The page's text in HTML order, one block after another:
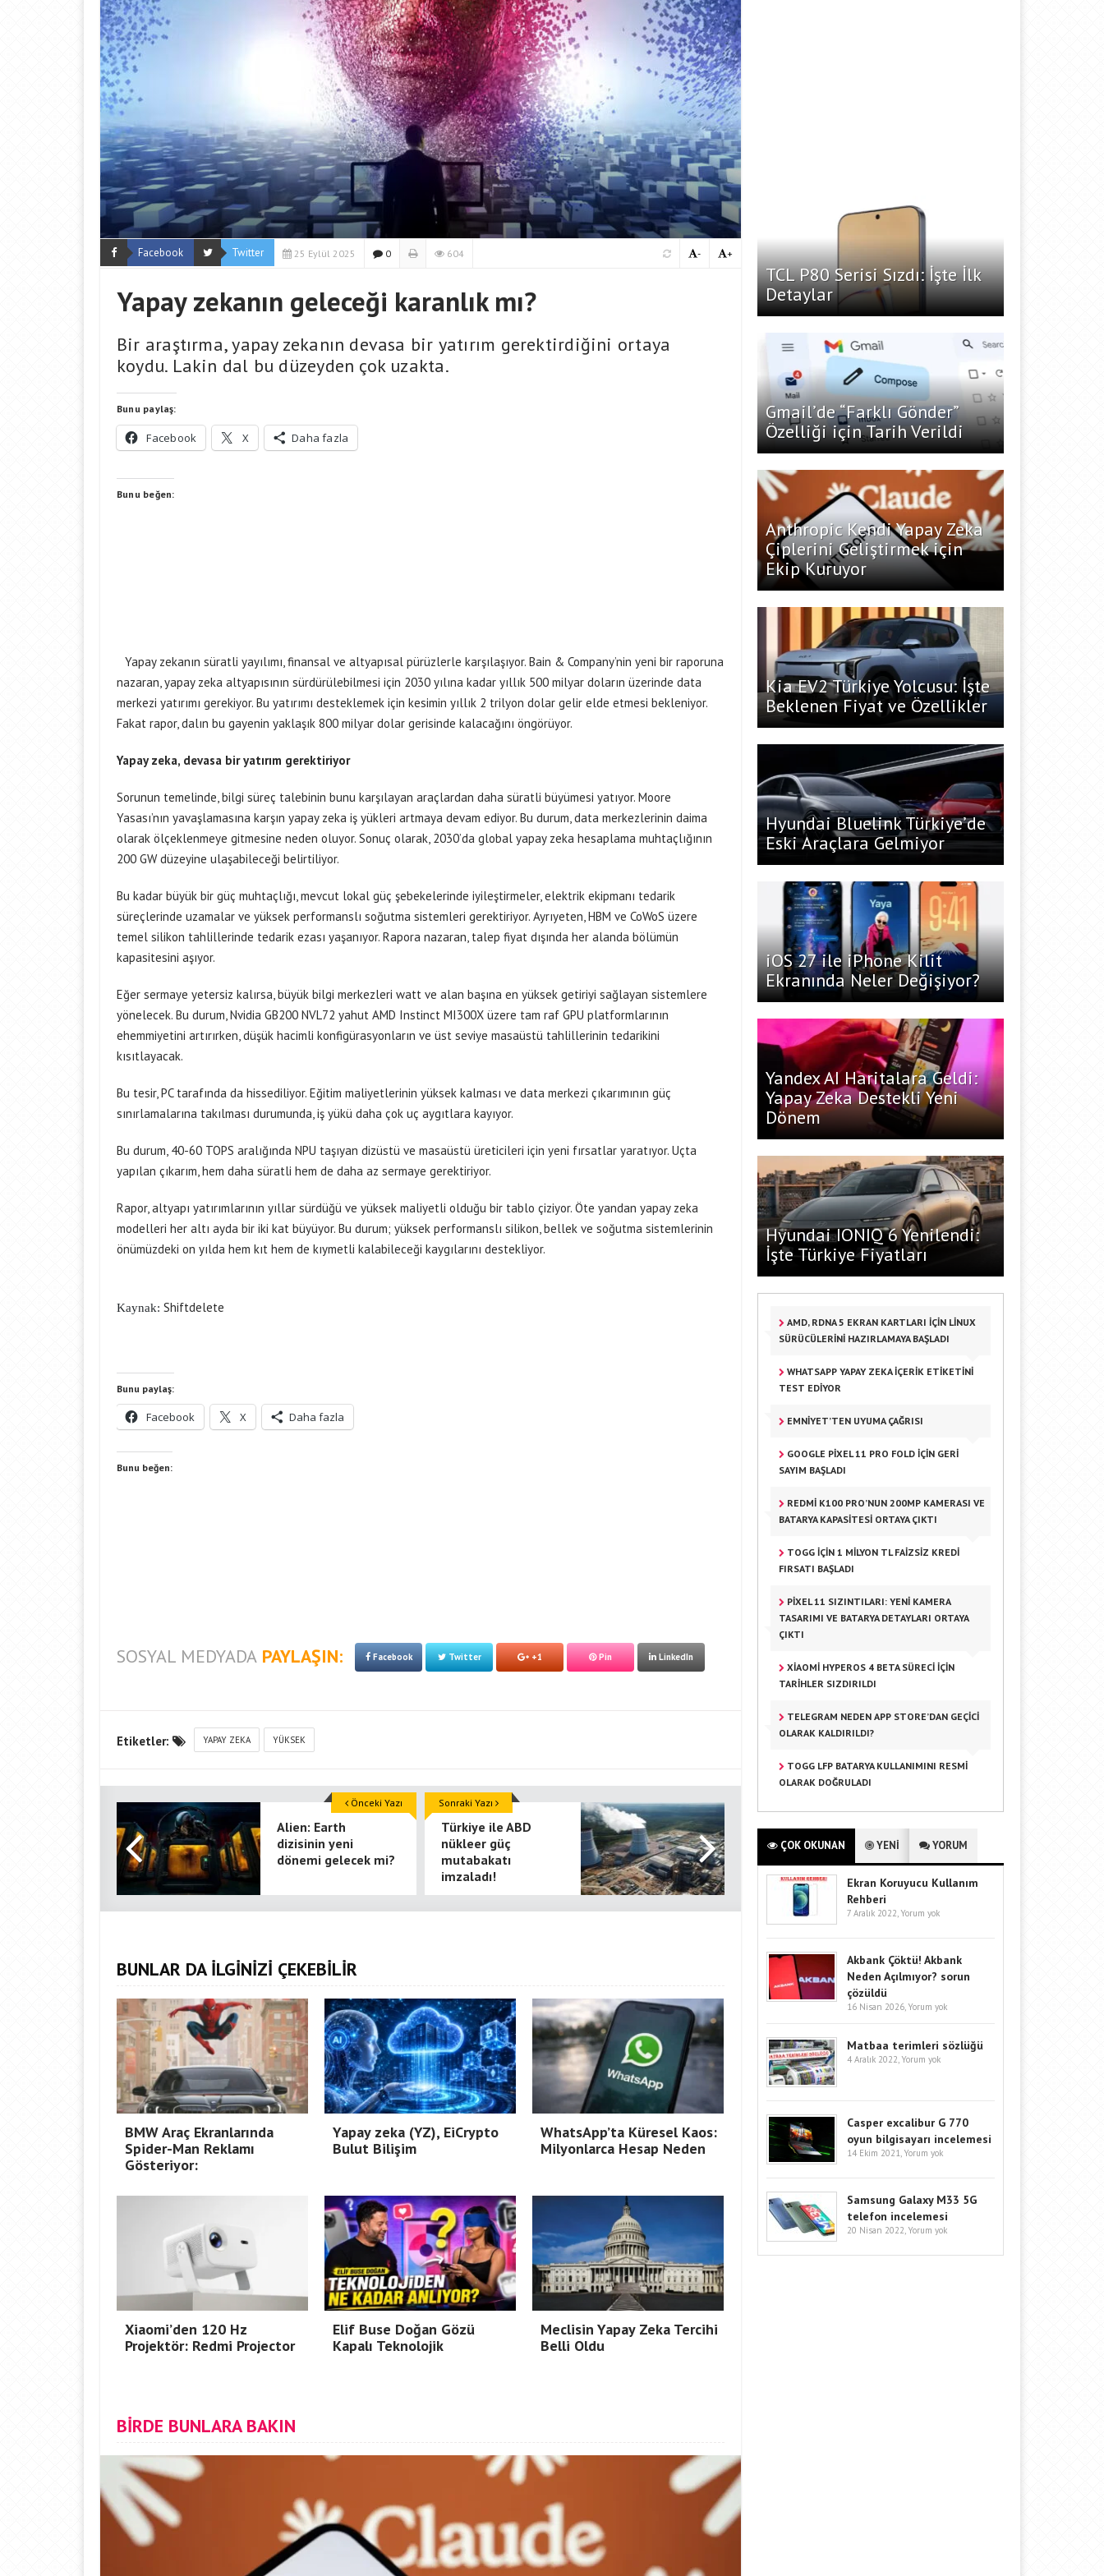
Facebook Twitter 25 Eylül 2025 0 604 +
-
Yapay zekanın geleceği karanlık mı?
Bir araştırma, yapay zekanın devasa bir yatırım gerektirdiğini ortaya
koydu. Lakin dal bu düzeyden çok uzakta.
Bunu paylaş:
Facebook X Daha fazla
Bunu beğen:
Yapay zekanın süratli yayılımı, finansal ve altyapısal pürüzlerle karşılaşıyor. Bain & Company’nin yeni bir raporuna
nazaran, yapay zeka altyapısının sürdürülebilmesi için 2030 yılına kadar yıllık 500 milyar doların üzerinde data
merkezi yatırımı gerekiyor. Bu yatırımı desteklemek için kesimin yıllık 2 trilyon dolar gelir elde etmesi bekleniyor.
Fakat rapor, dalın bu gayenin yaklaşık 800 milyar dolar gerisinde kalacağını öngörüyor.
Yapay zeka, devasa bir yatırım gerektiriyor
Sorunun temelinde, bilgi süreç talebinin bunu karşılayan araçlardan daha süratli büyümesi yatıyor. Moore
Yasası’nın yavaşlamasına karşın yapay zeka iş yükleri artmaya devam ediyor. Bu durum, data merkezlerinin daima
olarak ölçeklenmeye gitmesine neden oluyor. Sonuç olarak, 2030’da global yapay zeka hesaplama muhtaçlığının
200 GW düzeyine ulaşabileceği belirtiliyor.
Bu kadar büyük bir güç muhtaçlığı, mevcut lokal güç şebekelerinde iyileştirmeler, elektrik ekipmanı tedarik
süreçlerinde uzamalar ve yüksek performanslı soğutma sistemleri gerektiriyor. Ayrıyeten, HBM ve CoWoS üzere
temel silikon tahlillerinde tedarik ezası yaşanıyor. Rapora nazaran, talep fiyat dışında her alanda bölümün
kapasitesini aşıyor.
Eğer sermaye yetersiz kalırsa, büyük bilgi merkezleri watt ve alan başına en yüksek getiriyi sağlayan sistemlere
yönelecek. Bu durum, Nvidia GB200 NVL72 yahut AMD Instinct MI300X üzere tam raf GPU platformlarının
ehemmiyetini artırırken, düşük hacimli konfigürasyonların ve üst seviye masaüstü tahlillerinin tedarikini
kısıtlayacak.
Bu tesir, PC tarafında da hissediliyor. Eğitim maliyetlerinin yüksek kalması ve data merkezi çıkarımının güç
sınırlamalarına takılması durumunda, iş yükü daha çok uç aygıtlara kayıyor.
Bu durum, 40-60 TOPS aralığında NPU taşıyan dizüstü ve masaüstü üreticileri için yeni fırsatlar yaratıyor. Uçta
yapılan çıkarım, hem daha süratli hem de daha az sermaye gerektiriyor.
Rapor, altyapı yatırımlarının yıllar sürdüğü ve yüksek maliyetli olduğu bir tablo çiziyor. Öte yandan yapay zeka
modelleri her altı ayda bir iki kat büyüyor. Bu durum; yüksek performanslı silikon, bellek ve soğutma sistemlerinin
önümüzdeki on yılda hem kıt hem de kıymetli kalabileceği kaygılarını destekliyor.
Kaynak: Shiftdelete
Bunu paylaş:
Facebook X Daha fazla
Bunu beğen:
SOSYAL MEDYADA PAYLAŞIN: Facebook Twitter +1 Pin LinkedIn
Etiketler: YAPAY ZEKA YÜKSEK
Alien: Earth
dizisinin yeni
dönemi gelecek mi?
Önceki Yazı
Türkiye ile ABD
nükleer güç
mutabakatı
imzaladı!
Sonraki Yazı
BUNLAR DA İLGİNİZİ ÇEKEBİLİR
BMW Araç Ekranlarında
Spider-Man Reklamı
Gösteriyor:
Yapay zeka (YZ), EiCrypto
Bulut Bilişim
WhatsApp’ta Küresel Kaos:
Milyonlarca Hesap Neden
Xiaomi’den 120 Hz
Projektör: Redmi Projector
Elif Buse Doğan Gözü
Kapalı Teknolojik
Meclisin Yapay Zeka Tercihi
Belli Oldu
BİRDE BUNLARA BAKIN
TCL P80 Serisi Sızdı: İşte İlk
Detaylar
Gmail’de “Farklı Gönder”
Özelliği için Tarih Verildi
Anthropic Kendi Yapay Zeka
Çiplerini Geliştirmek için
Ekip Kuruyor
Kia EV2 Türkiye Yolcusu: İşte
Beklenen Fiyat ve Özellikler
Hyundai Bluelink Türkiye’de
Eski Araçlara Gelmiyor
iOS 27 ile iPhone Kilit
Ekranında Neler Değişiyor?
Yandex AI Haritalara Geldi:
Yapay Zeka Destekli Yeni
Dönem
Hyundai IONIQ 6 Yenilendi:
İşte Türkiye Fiyatları
AMD, RDNA 5 EKRAN KARTLARI İÇIN LINUX
SÜRÜCÜLERINI HAZIRLAMAYA BAŞLADI
WHATSAPP YAPAY ZEKA İÇERIK ETIKETINI
TEST EDIYOR
EMNIYET’TEN UYUMA ÇAĞRISI
GOOGLE PIXEL 11 PRO FOLD IÇIN GERI
SAYIM BAŞLADI
REDMI K100 PRO’NUN 200MP KAMERASI VE
BATARYA KAPASITESI ORTAYA ÇIKTI
TOGG IÇIN 1 MILYON TL FAIZSIZ KREDI
FIRSATI BAŞLADI
PIXEL 11 SIZINTILARI: YENI KAMERA
TASARIMI VE BATARYA DETAYLARI ORTAYA
ÇIKTI
XIAOMI HYPEROS 4 BETA SÜRECI İÇIN
TARIHLER SIZDIRILDI
TELEGRAM NEDEN APP STORE’DAN GEÇICI
OLARAK KALDIRILDI?
TOGG LFP BATARYA KULLANIMINI RESMI
OLARAK DOĞRULADI
ÇOK OKUNAN YENİ YORUM
Ekran Koruyucu Kullanım
Rehberi
7 Aralık 2022, Yorum yok
Akbank Çöktü! Akbank
Neden Açılmıyor? sorun
çözüldü
16 Nisan 2026, Yorum yok
Matbaa terimleri sözlüğü
4 Aralık 2022, Yorum yok
Casper excalibur G 770
oyun bilgisayarı incelemesi
14 Ekim 2021, Yorum yok
Samsung Galaxy M33 5G
telefon incelemesi
20 Nisan 2022, Yorum yok